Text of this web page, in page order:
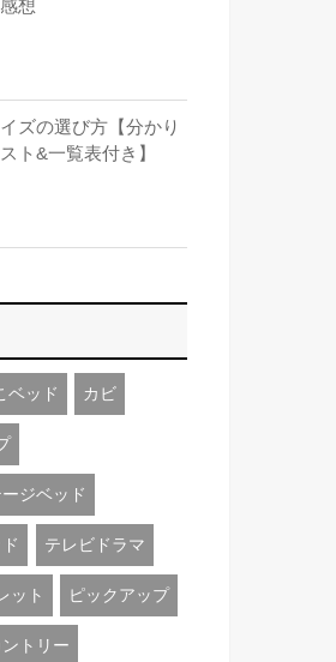
想
ズの選び方【分かり
ト&一覧表付き】
ベッド カビ
ジベッド
テレビドラマ
ット ピックアップ
トリー